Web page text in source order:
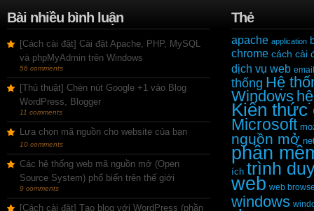
Bài nhiều bình luận
[Cách cài đặt] Cài đặt Apache, PHP, MySQL
và phpMyAdmin trên Windows
56 comments
[Thủ thuật] Chèn nút Google +1 vào Blog
WordPress, Blogger
11 comments
Lựa chọn mã nguồn cho website của bạn
10 comments
Các hệ thống web mã nguồn mở (Open
Source System) phổ biến trên thế giới
9 comments
[Cách cài đặt] Tạo blog với WordPress (phần
Thẻ
apache application
chrome cách cài
dịch vụ web email
thống Hệ
Windows
Kiến thức
Microsoft
nguồn mở
phần
ích trình
web web
windows